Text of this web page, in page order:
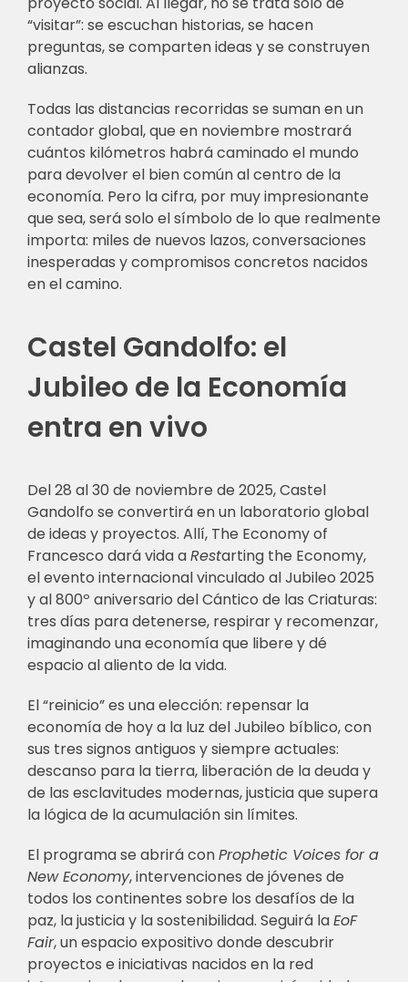
“visitar”: se escuchan historias, se hacen
preguntas, se comparten ideas y se construyen
alianzas.
Todas las distancias recorridas se suman en un
contador global, que en noviembre mostrará
cuántos kilómetros habrá caminado el mundo
para devolver el bien común al centro de la
economía. Pero la cifra, por muy impresionante
que sea, será solo el símbolo de lo que realmente
importa: miles de nuevos lazos, conversaciones
inesperadas y compromisos concretos nacidos
en el camino.
Castel Gandolfo: el
Jubileo de la Economía
entra en vivo
Del 28 al 30 de noviembre de 2025, Castel
Gandolfo se convertirá en un laboratorio global
de ideas y proyectos. Allí, The Economy of
Francesco dará vida aRestarting the Economy,
el evento internacional vinculado al Jubileo 2025
y al 800º aniversario del Cántico de las Criaturas:
tres días para detenerse, respirar y recomenzar,
imaginando una economía que libere y dé
espacio al aliento de la vida.
El “reinicio” es una elección: repensar la
economía de hoy a la luz del Jubileo bíblico, con
sus tres signos antiguos y siempre actuales:
descanso para la tierra, liberación de la deuda y
de las esclavitudes modernas, justicia que supera
la lógica de la acumulación sin límites.
El programa se abrirá conProphetic Voices for a
New Economy, intervenciones de jóvenes de
todos los continentes sobre los desafíos de la
paz, la justicia y la sostenibilidad. Seguirá laEoF
Fair, un espacio expositivo donde descubrir
proyectos e iniciativas nacidos en la red